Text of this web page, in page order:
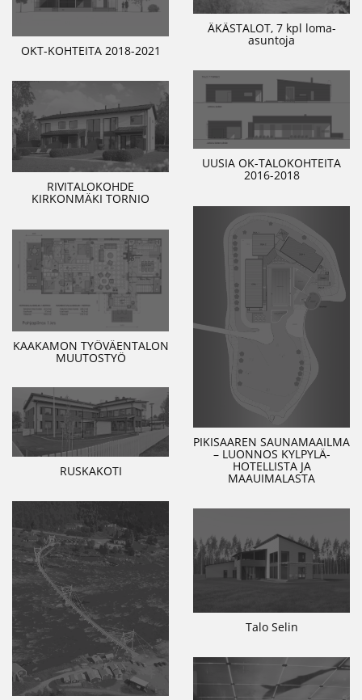
ÄKÄSTALOT, 7 kpl loma-
asuntoja
OKT-KOHTEITA 2018-2021
UUSIA OK-TALOKOHTEITA
2016-2018
RIVITALOKOHDE
KIRKONMÄKI TORNIO
PIKISAAREN SAUNAMAAILMA
– LUONNOS KYLPYLÄ-
HOTELLISTA JA
MAAUIMALASTA
KAAKAMON TYÖVÄENTALON
MUUTOSTYÖ
RUSKAKOTI
Talo Selin